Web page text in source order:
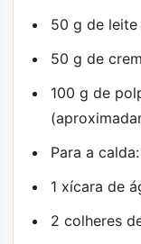
50 g de leite
50 g de
100 g de
Para a
1 xícara de
2 colheres